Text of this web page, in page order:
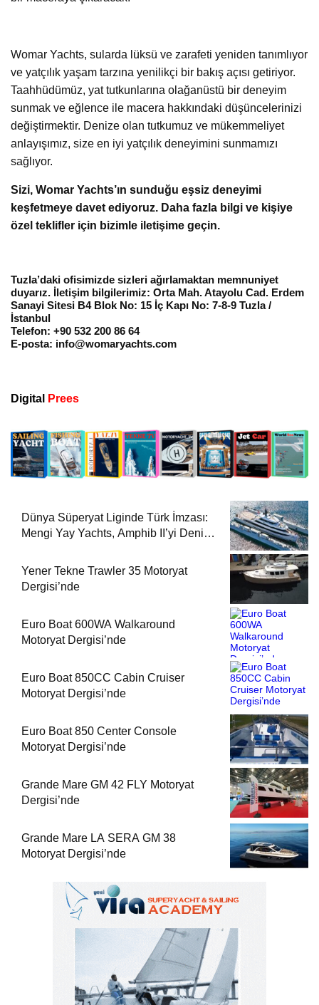
Womar Yachts, sularda lüksü ve zarafeti yeniden tanımlıyor
ve yatçılık yaşam tarzına yenilikçi bir bakış açısı getiriyor.
Taahhüdümüz, yat tutkunlarına olağanüstü bir deneyim
sunmak ve eğlence ile macera hakkındaki düşüncelerinizi
değiştirmektir. Denize olan tutkumuz ve mükemmeliyet
anlayışımız, size en iyi yatçılık deneyimini sunmamızı
sağlıyor.
Sizi, Womar Yachts’ın sunduğu eşsiz deneyimi
keşfetmeye davet ediyoruz. Daha fazla bilgi ve kişiye
özel teklifler için bizimle iletişime geçin.
Tuzla’daki ofisimizde sizleri ağırlamaktan memnuniyet
duyarız. İletişim bilgilerimiz: Orta Mah. Atayolu Cad. Erdem
Sanayi Sitesi B4 Blok No: 15 İç Kapı No: 7-8-9 Tuzla /
İstanbul
Telefon: +90 532 200 86 64
E-posta: info@womaryachts.com
Digital Prees
Dünya Süperyat Liginde Türk İmzası:
Mengi Yay Yachts, Amphib II’yi Denize
Yener Tekne Trawler 35 Motoryat
Dergisi’nde
Euro Boat 600WA Walkaround
Motoryat Dergisi’nde
Euro Boat 850CC Cabin Cruiser
Motoryat Dergisi’nde
Euro Boat 850 Center Console
Motoryat Dergisi’nde
Grande Mare GM 42 FLY Motoryat
Dergisi’nde
Grande Mare LA SERA GM 38
Motoryat Dergisi’nde